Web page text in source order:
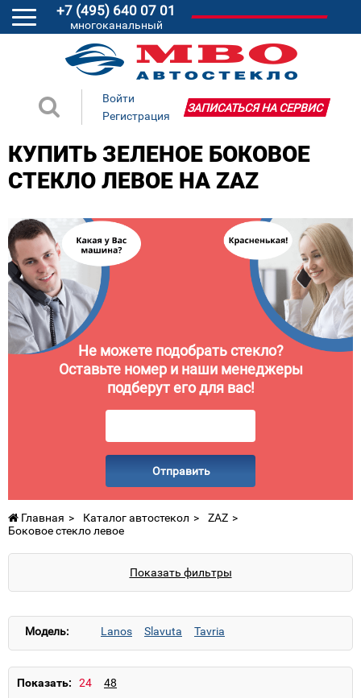
+7 (495) 640 07 01
многоканальный
Войти
Регистрация
ЗАПИСАТЬСЯ НА СЕРВИС
КУПИТЬ ЗЕЛЕНОЕ БОКОВОЕ
СТЕКЛО ЛЕВОЕ НА ZAZ
Не можете подобрать стекло?
Оставьте номер и наши менеджеры
подберут его для вас!
Отправить
Главная Каталог автостекол
ZAZ
Боковое стекло левое
Показать фильтры
Модель: Lanos Slavuta Tavria
Показать: